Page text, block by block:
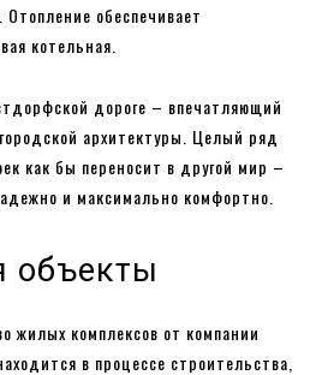
обеспечивает
котельная.
дороге – впечатляющий
архитектуры. Целый ряд
как бы переносит в другой мир –
и максимально комфортно.
объекты
жилых комплексов от компании
в процессе строительства,